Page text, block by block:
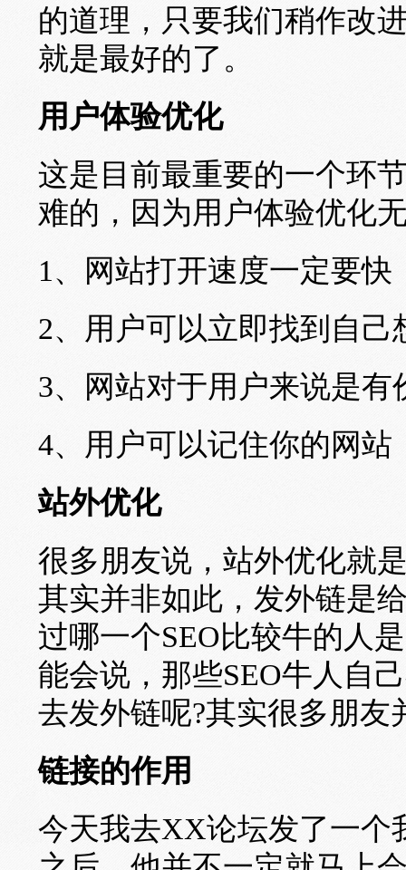
的道理，只要我们稍作改
就是最好的了。
用户体验优化
这是目前最重要的一个环
难的，因为用户体验优化
1、网站打开速度一定要快
2、用户可以立即找到自己
3、网站对于用户来说是
4、用户可以记住你的网
站外优化
很多朋友说，站外优化就
其实并非如此，发外链是
过哪一个SEO比较牛的人
能会说，那些SEO牛人自
去发外链呢?其实很多朋
链接的作用
今天我去XX论坛发了一个